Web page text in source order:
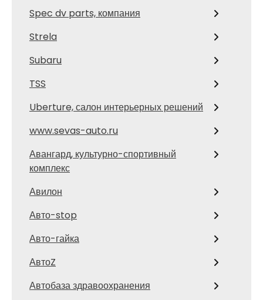
Spec dv parts, компания
Strela
Subaru
TSS
Uberture, салон интерьерных решений
www.sevas-auto.ru
Авангард, культурно-спортивный
комплекс
Авилон
Авто-stop
Авто-гайка
АвтоZ
Автобаза здравоохранения